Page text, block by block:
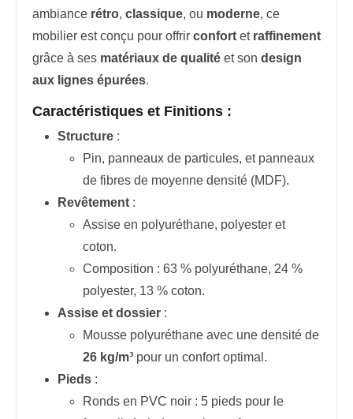
ambiance rétro, classique, ou moderne, ce
mobilier est conçu pour offrir confort et raffinement
grâce à ses matériaux de qualité et son design
aux lignes épurées.
Caractéristiques et Finitions :
Structure :
Pin, panneaux de particules, et panneaux
de fibres de moyenne densité (MDF).
Revêtement :
Assise en polyuréthane, polyester et
coton.
Composition : 63 % polyuréthane, 24 %
polyester, 13 % coton.
Assise et dossier :
Mousse polyuréthane avec une densité de
26 kg/m³ pour un confort optimal.
Pieds :
Ronds en PVC noir : 5 pieds pour le